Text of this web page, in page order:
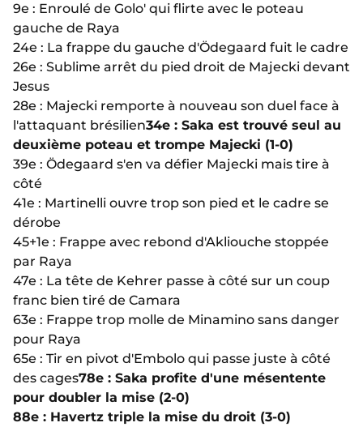
9e : Enroulé de Golo' qui flirte avec le poteau
gauche de Raya
24e : La frappe du gauche d'Ödegaard fuit le cadre
26e : Sublime arrêt du pied droit de Majecki devant
Jesus
28e : Majecki remporte à nouveau son duel face à
l'attaquant brésilien34e : Saka est trouvé seul au
deuxième poteau et trompe Majecki (1-0)
39e : Ödegaard s'en va défier Majecki mais tire à
côté
41e : Martinelli ouvre trop son pied et le cadre se
dérobe
45+1e : Frappe avec rebond d'Akliouche stoppée
par Raya
47e : La tête de Kehrer passe à côté sur un coup
franc bien tiré de Camara
63e : Frappe trop molle de Minamino sans danger
pour Raya
65e : Tir en pivot d'Embolo qui passe juste à côté
des cages78e : Saka profite d'une mésentente
pour doubler la mise (2-0)
88e : Havertz triple la mise du droit (3-0)